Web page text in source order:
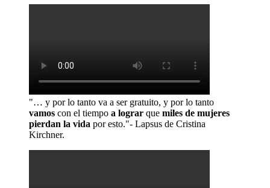
"… y por lo tanto va a ser gratuito, y por lo tanto
vamos con el tiempo a lograr que miles de mujeres
pierdan la vida por esto."- Lapsus de Cristina
Kirchner.